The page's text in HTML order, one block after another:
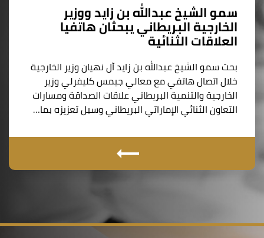
سمو الشيخ عبدالله بن زايد ووزير
الخارجية البريطاني يبحثان هاتفيا
العلاقات الثنائية
بحث سمو الشيخ عبدالله بن زايد آل نهيان وزير الخارجية
خلال اتصال هاتفي مع معالي جيمس كليفرلي وزير
الخارجية والتنمية البريطاني علاقات الصداقة ومسارات
التعاون الثنائي الإماراتي البريطاني وسبل تعزيزه بما…